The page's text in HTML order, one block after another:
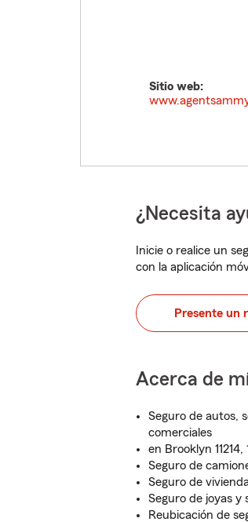
Sitio web:
¿Necesita
Inicie o realice un
con la aplicación
Presente un
Acerca de
Seguro de autos,
comerciales
en Brooklyn 11214,
Seguro de
Seguro de
Seguro de joyas y
Reubicación de